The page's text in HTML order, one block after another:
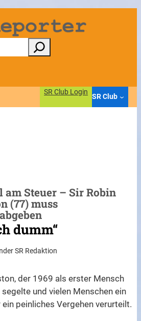
SR Club Login
SR Club
Steuer – Sir Robin
(77) muss
dumm“
der SR Redaktion
der 1969 als erster Mensch
und vielen Menschen ein
peinliches Vergehen verurteilt.